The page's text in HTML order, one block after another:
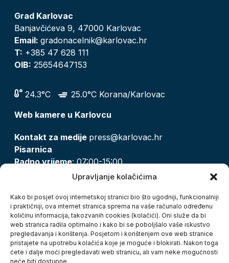
Upravljanje kolačićima
Kako bi posjet ovoj internetskoj stranici bio što ugodniji, funkcionalniji
i praktičniji, ova internet stranica sprema na vaše računalo određenu
količinu informacija, takozvanih cookies (kolačići). Oni služe da bi
web stranica radila optimalno i kako bi se poboljšalo vaše iskustvo
pregledavanja i korištenja. Posjetom i korištenjem ove web stranice
pristajete na upotrebu kolačića koje je moguće i blokirati. Nakon toga
ćete i dalje moći pregledavati web stranicu, ali vam neke mogućnosti
neće biti dostupne.
Grad Karlovac
Banjavčićeva 9, 47000 Karlovac
Email: gradonacelnik@karlovac.hr
T: +385 47 628 111
OIB: 25654647153
24.3°C
25.0°C Korana/Karlovac
Web kamere u Karlovcu
Kontakt za medije press@karlovac.hr
Pisarnica
Radno vrijeme: 07:00-15:00
pisarnica@karlovac.hr
Zaštita osobnih podataka
Pristup informacijama
Kolačići